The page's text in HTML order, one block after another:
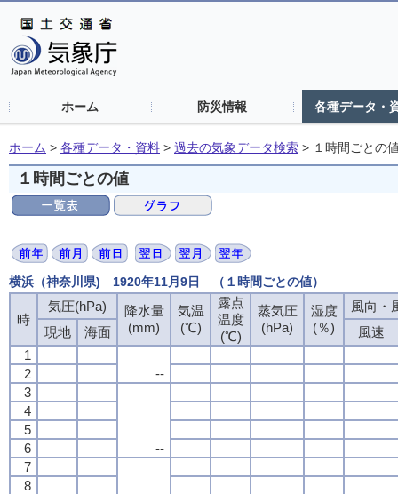
ホーム 防災情報 各種データ・
ホーム > 各種データ・資料 > 過去の気象データ検索 > １時間ごとの
１時間ごとの値
横浜（神奈川県) 1920年11月9日 （１時間ごとの値）
時
気圧(hPa)
降水量
(mm)
気温
(℃)
露点
温度
(℃)
蒸気圧
(hPa)
湿度
(％)
風向・
現地
海面
風速
1
--
2
3
--
4
5
6
7
8
時
気圧(hPa)
降水量
(mm)
気温
(℃)
露点
温度
(℃)
蒸気圧
(hPa)
湿度
(％)
風向・
現地
海面
風速
1
--
2
3
--
4
5
6
7
8
時
気圧(hPa)
降水量
(mm)
気温
(℃)
露点
温度
(℃)
蒸気圧
(hPa)
湿度
(％)
風向・
現地
海面
風速
1
--
2
3
--
4
5
6
7
8
時
気圧(hPa)
降水量
(mm)
気温
(℃)
露点
温度
(℃)
蒸気圧
(hPa)
湿度
(％)
風向・
現地
海面
風速
1
--
2
3
--
4
5
6
7
8